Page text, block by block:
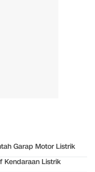
Garap Motor Listrik
Kendaraan Listrik